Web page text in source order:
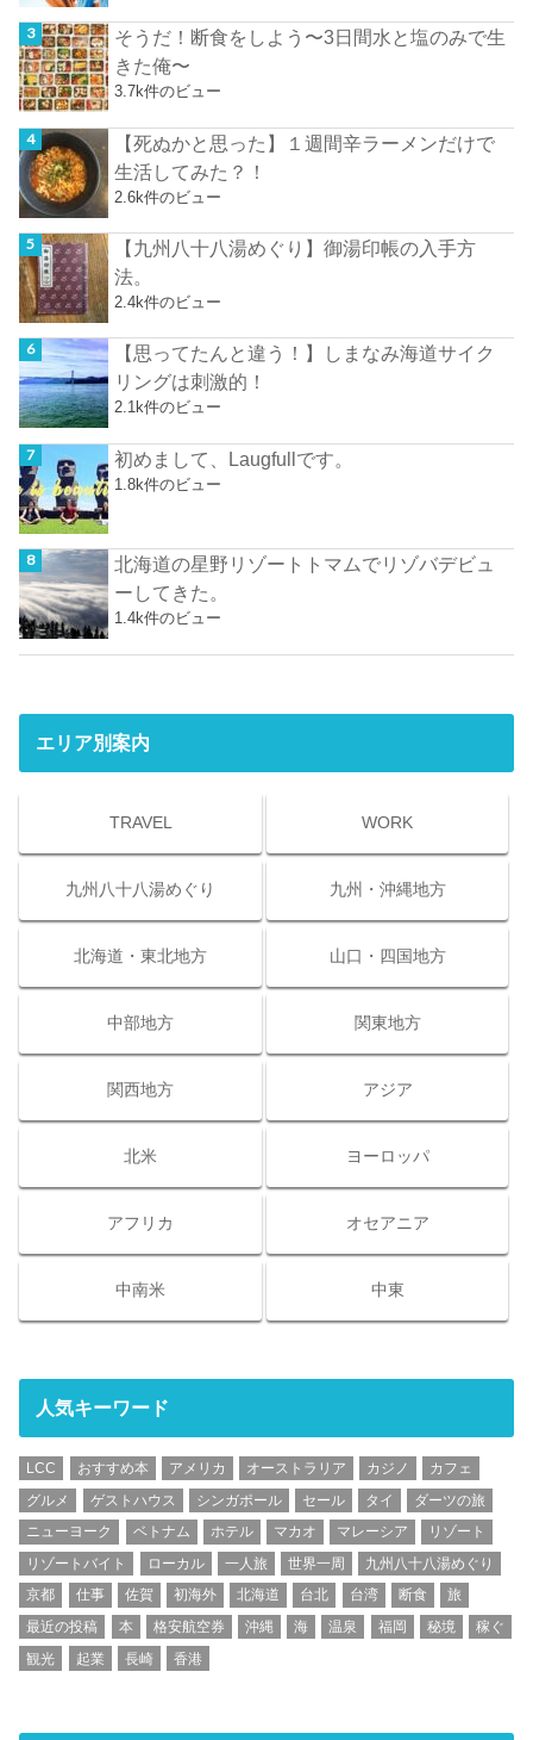
そうだ！断食をしよう〜3日間水と塩のみで生
きた俺〜
3.7k件のビュー
【死ぬかと思った】１週間辛ラーメンだけで
生活してみた？！
2.6k件のビュー
【九州八十八湯めぐり】御湯印帳の入手方
法。
2.4k件のビュー
【思ってたんと違う！】しまなみ海道サイク
リングは刺激的！
2.1k件のビュー
初めまして、Laugfullです。
1.8k件のビュー
北海道の星野リゾートトマムでリゾバデビュ
ーしてきた。
1.4k件のビュー
エリア別案内
TRAVEL WORK
九州八十八湯めぐり 九州・沖縄地方
北海道・東北地方 山口・四国地方
中部地方 関東地方
関西地方 アジア
北米 ヨーロッパ
アフリカ オセアニア
中南米 中東
人気キーワード
LCC おすすめ本 アメリカ オーストラリア カジノ
カフェ
グルメ
ゲストハウス シンガポール セール タイ
ダーツの旅
ニューヨーク
ベトナム ホテル マカオ マレーシア
リゾート
リゾートバイト
ローカル 一人旅 世界一周
九州八十八湯めぐり
京都
仕事 佐賀 初海外 北海道 台北 台湾 断食
旅
最近の投稿
本 格安航空券 沖縄 海 温泉 福岡 秘境
稼ぐ
観光
起業 長崎 香港